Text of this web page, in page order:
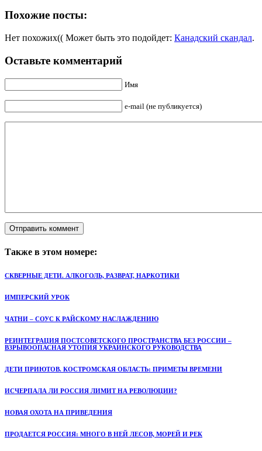
Похожие посты:
Нет похожих(( Может быть это подойдет: Канадский скандал.
Оставьте комментарий
Имя
e-mail (не публикуется)
Также в этом номере:
СКВЕРНЫЕ ДЕТИ. АЛКОГОЛЬ, РАЗВРАТ, НАРКОТИКИ
ИМПЕРСКИЙ УРОК
ЧАТНИ – СОУС К РАЙСКОМУ НАСЛАЖДЕНИЮ
РЕИНТЕГРАЦИЯ ПОСТСОВЕТСКОГО ПРОСТРАНСТВА БЕЗ РОССИИ –
ВЗРЫВООПАСНАЯ УТОПИЯ УКРАИНСКОГО РУКОВОДСТВА
ДЕТИ ПРИЮТОВ. КОСТРОМСКАЯ ОБЛАСТЬ: ПРИМЕТЫ ВРЕМЕНИ
ИСЧЕРПАЛА ЛИ РОССИЯ ЛИМИТ НА РЕВОЛЮЦИИ?
НОВАЯ ОХОТА НА ПРИВЕДЕНИЯ
ПРОДАЕТСЯ РОССИЯ: МНОГО В НЕЙ ЛЕСОВ, МОРЕЙ И РЕК